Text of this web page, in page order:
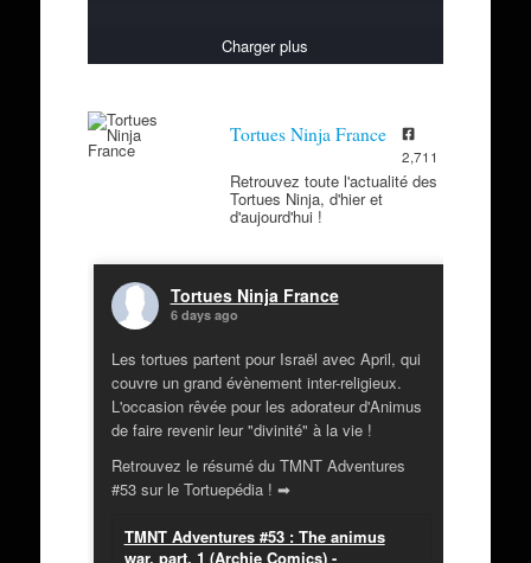
Charger plus
Tortues Ninja France
2,711
Retrouvez toute l'actualité des
Tortues Ninja, d'hier et
d'aujourd'hui !
Tortues Ninja France
6 days ago
Les tortues partent pour Israël avec April, qui
couvre un grand évènement inter-religieux.
L'occasion rêvée pour les adorateur d'Animus
de faire revenir leur "divinité" à la vie !
Retrouvez le résumé du TMNT Adventures
#53 sur le Tortuepédia ! ➡
TMNT Adventures #53 : The animus
war, part. 1 (Archie Comics) -